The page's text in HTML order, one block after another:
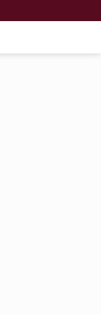
bagi